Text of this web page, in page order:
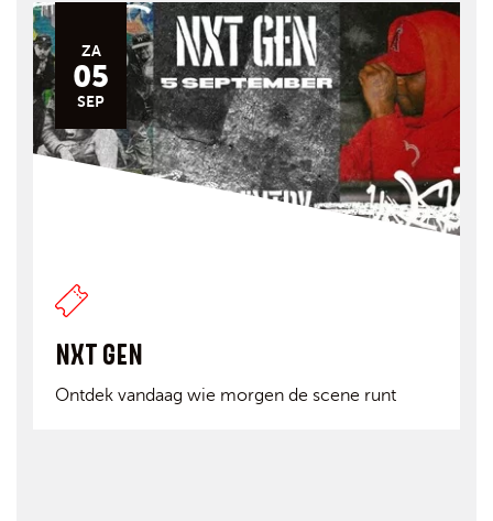
ZA
05
SEP
NXT GEN
Ontdek vandaag wie morgen de scene runt